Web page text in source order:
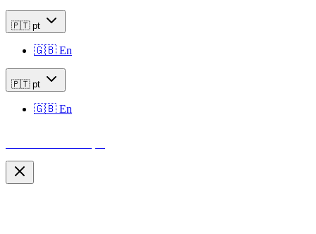
🇵🇹 pt
🇬🇧 En
🇵🇹 pt
🇬🇧 En